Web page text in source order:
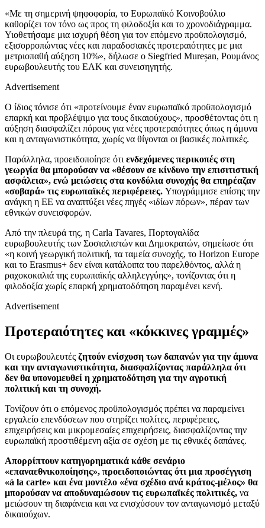
«Με τη σημερινή ψηφοφορία, το Ευρωπαϊκό Κοινοβούλιο
καθορίζει τον τόνο ως προς τη φιλοδοξία και το χρονοδιάγραμμα.
Υιοθετήσαμε μια ισχυρή θέση για τον επόμενο προϋπολογισμό,
εξισορροπώντας νέες και παραδοσιακές προτεραιότητες με μια
μετριοπαθή αύξηση 10%», δήλωσε ο Siegfried Mureșan, Ρουμάνος
ευρωβουλευτής του ΕΛΚ και συνεισηγητής.
Advertisement
Ο ίδιος τόνισε ότι «προτείνουμε έναν ευρωπαϊκό προϋπολογισμό
επαρκή και προβλέψιμο για τους δικαιούχους», προσθέτοντας ότι η
αύξηση διασφαλίζει πόρους για νέες προτεραιότητες όπως η άμυνα
και η ανταγωνιστικότητα, χωρίς να θίγονται οι βασικές πολιτικές.
Παράλληλα, προειδοποίησε ότι ενδεχόμενες περικοπές στη
γεωργία θα μπορούσαν να «θέσουν σε κίνδυνο την επισιτιστική
ασφάλεια», ενώ μειώσεις στα κονδύλια συνοχής θα επηρέαζαν
«σοβαρά» τις ευρωπαϊκές περιφέρειες. Υπογράμμισε επίσης την
ανάγκη η ΕΕ να αναπτύξει νέες πηγές «ιδίων πόρων», πέραν των
εθνικών συνεισφορών.
Από την πλευρά της, η Carla Tavares, Πορτογαλίδα
ευρωβουλευτής των Σοσιαλιστών και Δημοκρατών, σημείωσε ότι
«η κοινή γεωργική πολιτική, τα ταμεία συνοχής, το Horizon Europe
και το Erasmus+ δεν είναι κατάλοιπα του παρελθόντος, αλλά η
ραχοκοκαλιά της ευρωπαϊκής αλληλεγγύης», τονίζοντας ότι η
φιλοδοξία χωρίς επαρκή χρηματοδότηση παραμένει κενή.
Advertisement
Προτεραιότητες και «κόκκινες γραμμές»
Οι ευρωβουλευτές ζητούν ενίσχυση των δαπανών για την άμυνα
και την ανταγωνιστικότητα, διασφαλίζοντας παράλληλα ότι
δεν θα υπονομευθεί η χρηματοδότηση για την αγροτική
πολιτική και τη συνοχή.
Τονίζουν ότι ο επόμενος προϋπολογισμός πρέπει να παραμείνει
εργαλείο επενδύσεων που στηρίζει πολίτες, περιφέρειες,
επιχειρήσεις και μικρομεσαίες επιχειρήσεις, διασφαλίζοντας την
ευρωπαϊκή προστιθέμενη αξία σε σχέση με τις εθνικές δαπάνες.
Απορρίπτουν κατηγορηματικά κάθε σενάριο
«επαναεθνικοποίησης», προειδοποιώντας ότι μια προσέγγιση
«à la carte» και ένα μοντέλο «ένα σχέδιο ανά κράτος-μέλος» θα
μπορούσαν να αποδυναμώσουν τις ευρωπαϊκές πολιτικές, να
μειώσουν τη διαφάνεια και να ενισχύσουν τον ανταγωνισμό μεταξύ
δικαιούχων.